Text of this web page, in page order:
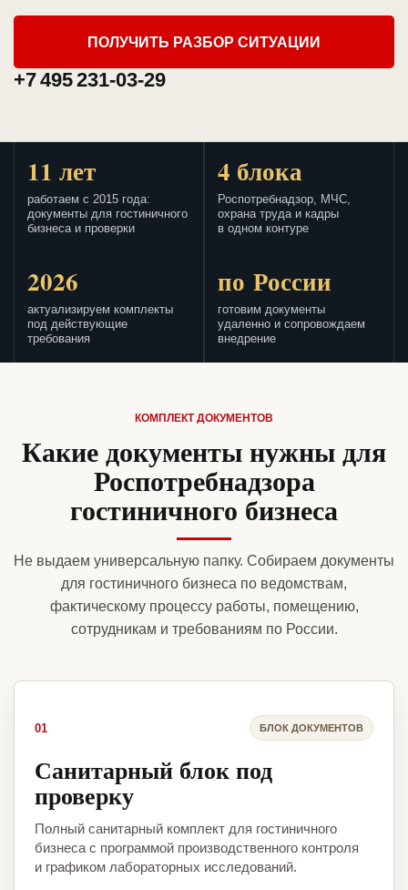
ПОЛУЧИТЬ РАЗБОР СИТУАЦИИ
+7 495 231-03-29
11 лет
работаем с 2015 года:
документы для гостиничного
бизнеса и проверки
4 блока
Роспотребнадзор, МЧС,
охрана труда и кадры
в одном контуре
2026
актуализируем комплекты
под действующие
требования
по России
готовим документы
удаленно и сопровождаем
внедрение
КОМПЛЕКТ ДОКУМЕНТОВ
Какие документы нужны для
Роспотребнадзора
гостиничного бизнеса
Не выдаем универсальную папку. Собираем документы
для гостиничного бизнеса по ведомствам,
фактическому процессу работы, помещению,
сотрудникам и требованиям по России.
01 БЛОК ДОКУМЕНТОВ
Санитарный блок под
проверку
Полный санитарный комплект для гостиничного
бизнеса с программой производственного контроля
и графиком лабораторных исследований.